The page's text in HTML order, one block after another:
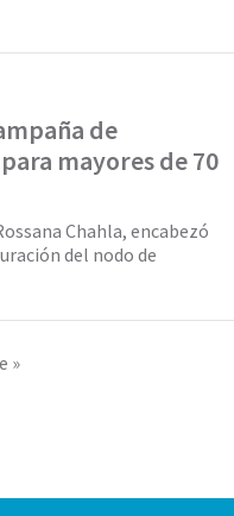
de
mayores de 70
Chahla, encabezó
del nodo de
»